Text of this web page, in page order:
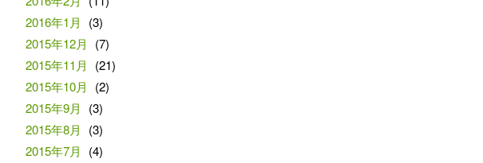
2016年1月
(3)
2015年12月
(7)
2015年11月
(21)
2015年10月
(2)
2015年9月
(3)
2015年8月
(3)
2015年7月
(4)